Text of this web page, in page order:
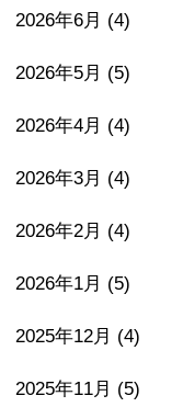
2026年6月 (4)
2026年5月 (5)
2026年4月 (4)
2026年3月 (4)
2026年2月 (4)
2026年1月 (5)
2025年12月 (4)
2025年11月 (5)